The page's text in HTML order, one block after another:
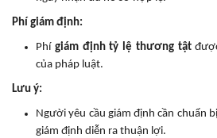
Phí giám định:
Phí giám định tỷ lệ thương tật
của pháp luật.
Lưu ý:
Người yêu cầu giám định cần chuẩn
giám định diễn ra thuận lợi.